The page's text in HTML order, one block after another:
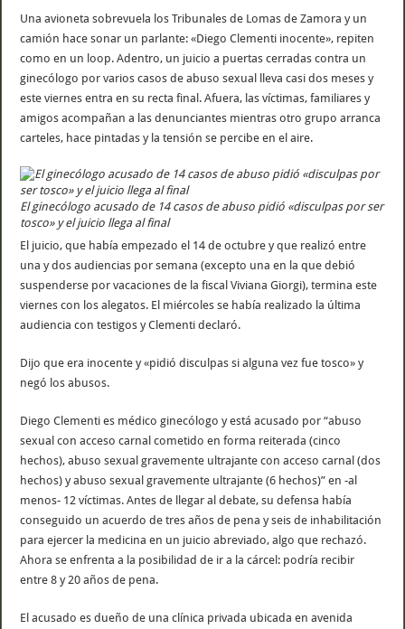
Una avioneta sobrevuela los Tribunales de Lomas de Zamora y un
camión hace sonar un parlante: «Diego Clementi inocente», repiten
como en un loop. Adentro, un juicio a puertas cerradas contra un
ginecólogo por varios casos de abuso sexual lleva casi dos meses y
este viernes entra en su recta final. Afuera, las víctimas, familiares y
amigos acompañan a las denunciantes mientras otro grupo arranca
carteles, hace pintadas y la tensión se percibe en el aire.
El ginecólogo acusado de 14 casos de abuso pidió «disculpas por ser
tosco» y el juicio llega al final
El juicio, que había empezado el 14 de octubre y que realizó entre
una y dos audiencias por semana (excepto una en la que debió
suspenderse por vacaciones de la fiscal Viviana Giorgi), termina este
viernes con los alegatos. El miércoles se había realizado la última
audiencia con testigos y Clementi declaró.
Dijo que era inocente y «pidió disculpas si alguna vez fue tosco» y
negó los abusos.
Diego Clementi es médico ginecólogo y está acusado por “abuso
sexual con acceso carnal cometido en forma reiterada (cinco
hechos), abuso sexual gravemente ultrajante con acceso carnal (dos
hechos) y abuso sexual gravemente ultrajante (6 hechos)” en -al
menos- 12 víctimas. Antes de llegar al debate, su defensa había
conseguido un acuerdo de tres años de pena y seis de inhabilitación
para ejercer la medicina en un juicio abreviado, algo que rechazó.
Ahora se enfrenta a la posibilidad de ir a la cárcel: podría recibir
entre 8 y 20 años de pena.
El acusado es dueño de una clínica privada ubicada en avenida